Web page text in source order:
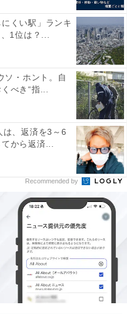
優先、ひと月あたり
と貯蓄型保険の加入状況
金の実践状況」は、「し
いが、したいと思う」が
でした。
均が「4万2270円」、
4万1830円」となって
くい駅」ランキ
1位は？...
ソ・ホント。自
べき“指...
は、返済を3～6
から返済...
Recommended by